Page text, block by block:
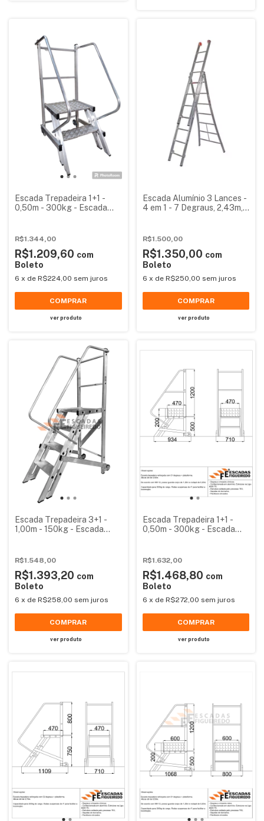
Escada Trepadeira 1+1 -
0,50m - 300kg - Escada
R$1.344,00
R$1.209,60 com
Boleto
6 x de R$224,00 sem juros
COMPRAR
ver produto
Escada Alumínio 3 Lances -
4 em 1 - 7 Degraus, 2,43m,
R$1.500,00
R$1.350,00 com
Boleto
6 x de R$250,00 sem juros
ver produto
Escada Trepadeira 3+1 -
1,00m - 150kg - Escada
R$1.548,00
R$1.393,20 com
Boleto
6 x de R$258,00 sem juros
COMPRAR
ver produto
Escada Trepadeira 1+1 -
0,50m - 300kg - Escada
R$1.632,00
R$1.468,80 com
Boleto
6 x de R$272,00 sem juros
COMPRAR
ver produto